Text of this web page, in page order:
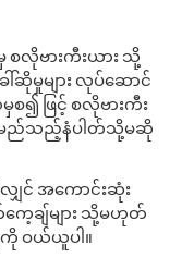
စလိုဗားကီးယား သို့
ဆိုမှုများ လုပ်ဆောင်
စ၍ ဖြင့် စလိုဗားကီး
မည်သည့်နံပါတ်သို့မဆို
ျှင် အကောင်းဆုံး
ကေ့ချ်များ သို့မဟုတ်
ဝယ်ယူပါ။